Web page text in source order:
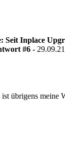
Seit Inplace
#6 -
ist übrigens meine